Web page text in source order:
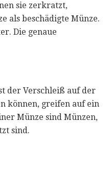
sie zerkratzt,
als beschädigte Münze.
Die genaue
der Verschleiß auf der
können, greifen auf ein
Münze sind Münzen,
sind.